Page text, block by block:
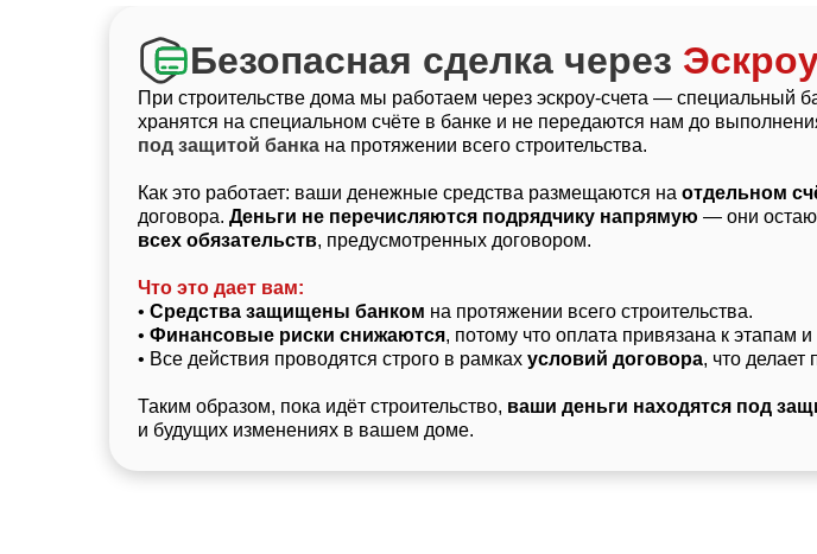
Безопасная сделка через
При строительстве дома мы работаем через эскроу-счета — специальный
хранятся на специальном счёте в банке и не передаются нам до
под защитой банка на протяжении всего строительства.
Как это работает: ваши денежные средства размещаются на отдельном
договора. Деньги не перечисляются подрядчику напрямую — они
всех обязательств, предусмотренных договором.
Что это дает вам:
• Средства защищены банком на протяжении всего строительства.
• Финансовые риски снижаются, потому что оплата привязана к этапам и
• Все действия проводятся строго в рамках условий договора, что
Таким образом, пока идёт строительство, ваши деньги находятся под
и будущих изменениях в вашем доме.